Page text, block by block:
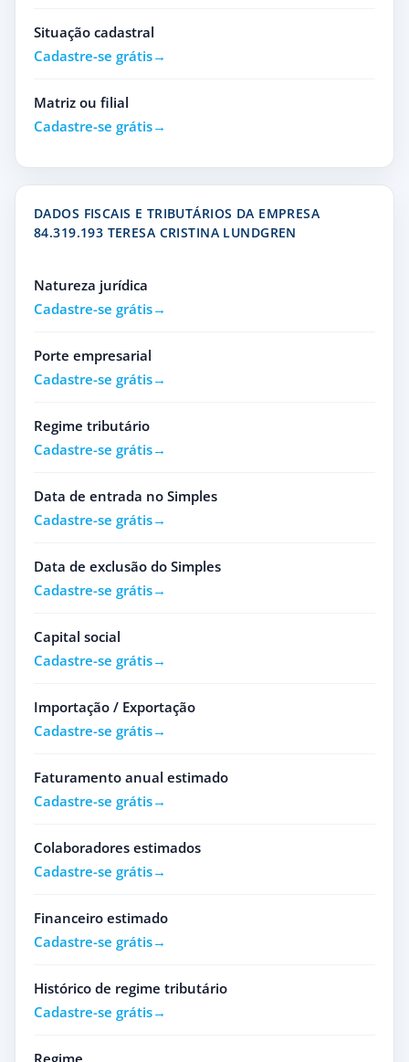
Situação cadastral
Cadastre-se grátis
Matriz ou filial
Cadastre-se grátis
DADOS FISCAIS E TRIBUTÁRIOS DA EMPRESA
84.319.193 TERESA CRISTINA LUNDGREN
Natureza jurídica
Cadastre-se grátis
Porte empresarial
Cadastre-se grátis
Regime tributário
Cadastre-se grátis
Data de entrada no Simples
Cadastre-se grátis
Data de exclusão do Simples
Cadastre-se grátis
Capital social
Cadastre-se grátis
Importação / Exportação
Cadastre-se grátis
Faturamento anual estimado
Cadastre-se grátis
Colaboradores estimados
Cadastre-se grátis
Financeiro estimado
Cadastre-se grátis
Histórico de regime tributário
Cadastre-se grátis
Regime